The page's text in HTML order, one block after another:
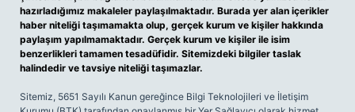
hazırladığımız makaleler paylaşılmaktadır. Burada yer alan içerikler
haber niteliği taşımamakta olup, gerçek kurum ve kişiler hakkında
paylaşım yapılmamaktadır. Gerçek kurum ve kişiler ile isim
benzerlikleri tamamen tesadüfidir. Sitemizdeki bilgiler taslak
halindedir ve tavsiye niteliği taşımazlar.
Sitemiz, 5651 Sayılı Kanun gereğince Bilgi Teknolojileri ve İletişim